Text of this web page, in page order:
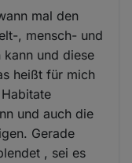
mal den
, mensch- und
und diese
heißt für mich
und auch die
Gerade
, sei es